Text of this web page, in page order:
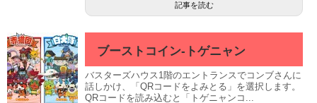
記事を読む
ブーストコイン-トゲニャン
バスターズハウス1階のエントランスでコンブさんに
話しかけ、「QRコードをよみとる」を選択します。
QRコードを読み込むと「トゲニャンコ...